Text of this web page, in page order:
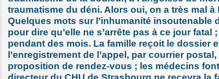
traumatisme du déni. Alors oui, on a très mal à
Quelques mots sur l’inhumanité insoutenable
pour dire qu’elle ne s’arrête pas à ce jour fatal
pendant des mois. La famille reçoit le dossier
l’enregistrement de l’appel, par courrier
proposition de rendez-vous ; les médecins